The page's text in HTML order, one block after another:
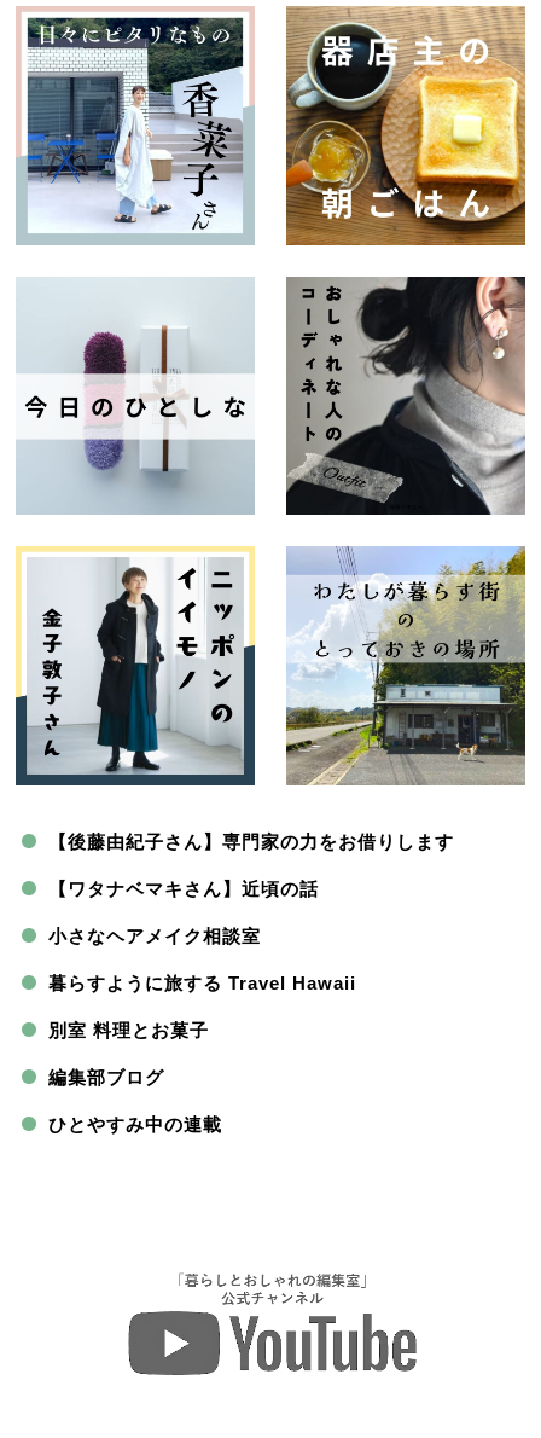
【後藤由紀子さん】専門家の力をお借りします
【ワタナベマキさん】近頃の話
小さなヘアメイク相談室
暮らすように旅する Travel Hawaii
別室 料理とお菓子
編集部ブログ
ひとやすみ中の連載